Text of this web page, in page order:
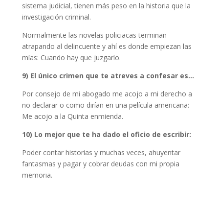
sistema judicial, tienen más peso en la historia que la
investigación criminal.
Normalmente las novelas policiacas terminan
atrapando al delincuente y ahí es donde empiezan las
mías: Cuando hay que juzgarlo.
9) El único crimen que te atreves a confesar es…
Por consejo de mi abogado me acojo a mi derecho a
no declarar o como dirían en una película americana:
Me acojo a la Quinta enmienda.
10) Lo mejor que te ha dado el oficio de escribir:
Poder contar historias y muchas veces, ahuyentar
fantasmas y pagar y cobrar deudas con mi propia
memoria.